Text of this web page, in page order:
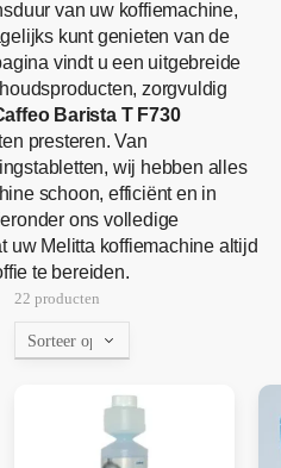
van uw koffiemachine,
kunt genieten van de
vindt u een uitgebreide
zorgvuldig
Barista T F730
presteren. Van
wij hebben alles
schoon, efficiënt en in
ons volledige
uw Melitta koffiemachine altijd
te bereiden.
22 producten